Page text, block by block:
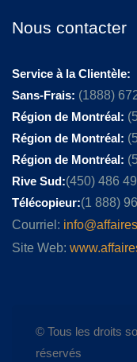
Nous contacter
Service à la Clientèle:
Sans-Frais: (1888)
Région de Montréal:
Région de Montréal:
Région de Montréal:
Rive Sud:(450) 486
Télécopieur:(1 888)
Courriel:
Site Web:
© Tous les droits
réservés